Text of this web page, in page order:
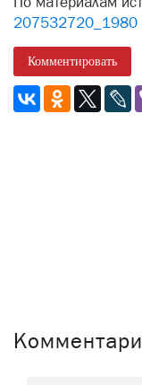
207532720_1980
Комментировать